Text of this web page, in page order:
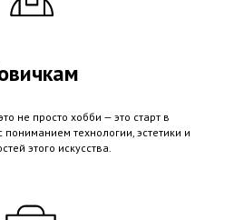
не просто хобби — это старт в
технологии, эстетики и
этого искусства.